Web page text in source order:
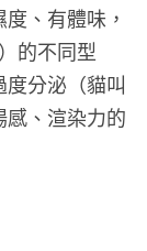
、有體味，
的不同型
分泌（貓叫
、渲染力的